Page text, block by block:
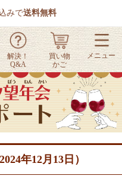
みで送料無料
年12月13日）